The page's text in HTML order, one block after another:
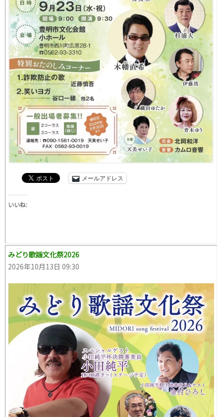
メールアドレス
いいね:
みどり歌謡文化祭2026
2026年10月13日 09:30